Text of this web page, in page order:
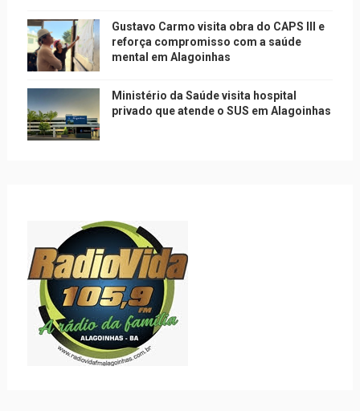
Gustavo Carmo visita obra do CAPS III e
reforça compromisso com a saúde
mental em Alagoinhas
Ministério da Saúde visita hospital
privado que atende o SUS em Alagoinhas